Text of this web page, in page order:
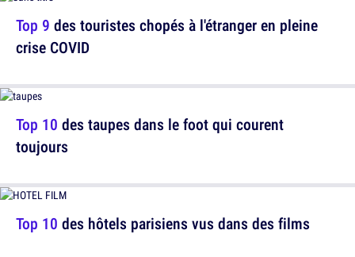
Top 9 des touristes chopés à l'étranger en pleine
crise COVID
Top 10 des hôtels parisiens vus dans des films
Top 10 des taupes dans le foot qui courent
toujours